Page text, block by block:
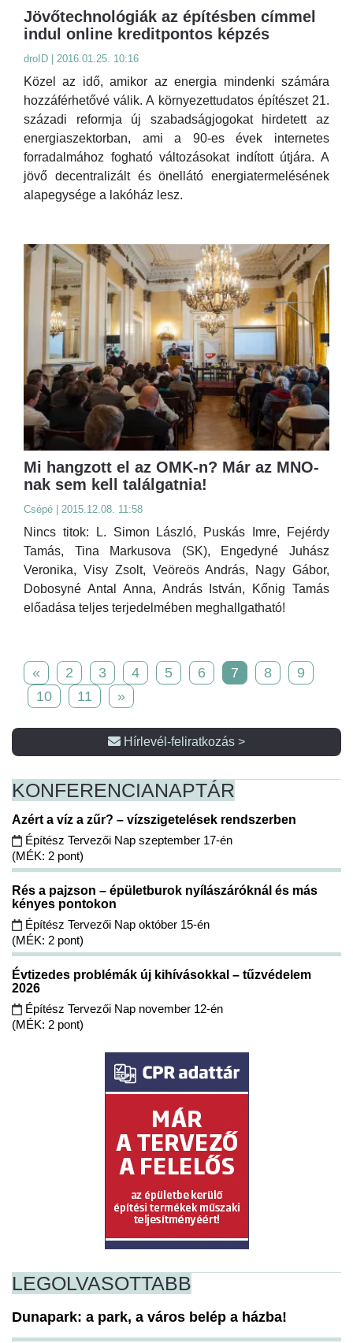
Jövőtechnológiák az építésben címmel
indul online kreditpontos képzés
droID | 2016.01.25. 10:16
Közel az idő, amikor az energia mindenki számára
hozzáférhetővé válik. A környezettudatos építészet 21.
századi reformja új szabadságjogokat hirdetett az
energiaszektorban, ami a 90-es évek internetes
forradalmához fogható változásokat indított útjára. A
jövő decentralizált és önellátó energiatermelésének
alapegysége a lakóház lesz.
Mi hangzott el az OMK-n? Már az MNO-
nak sem kell találgatnia!
Csépé | 2015.12.08. 11:58
Nincs titok: L. Simon László, Puskás Imre, Fejérdy
Tamás, Tina Markusova (SK), Engedyné Juhász
Veronika, Visy Zsolt, Veöreös András, Nagy Gábor,
Dobosyné Antal Anna, András István, Kőnig Tamás
előadása teljes terjedelmében meghallgatható!
« 2 3 4 5 6 7 8
9
10
11 »
Hírlevél-feliratkozás >
KONFERENCIANAPTÁR
Azért a víz a zűr? – vízszigetelések rendszerben
Építész Tervezői Nap szeptember 17-én
(MÉK: 2 pont)
Rés a pajzson – épületburok nyílászáróknál és más
kényes pontokon
Építész Tervezői Nap október 15-én
(MÉK: 2 pont)
Évtizedes problémák új kihívásokkal – tűzvédelem
2026
Építész Tervezői Nap november 12-én
(MÉK: 2 pont)
LEGOLVASOTTABB
Dunapark: a park, a város belép a házba!